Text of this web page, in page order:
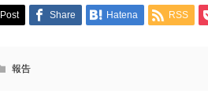
Post Share Hatena RSS
報告